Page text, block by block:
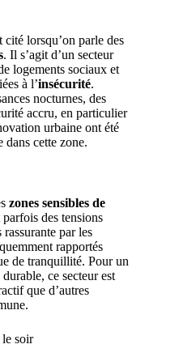
lorsqu’on parle des
. Il s’agit d’un secteur
logements sociaux et
à l’insécurité.
nocturnes, des
accru, en particulier
urbaine ont été
dans cette zone.
zones sensibles de
des tensions
par les
rapportés
de tranquillité. Pour un
ce secteur est
que d’autres
le soir